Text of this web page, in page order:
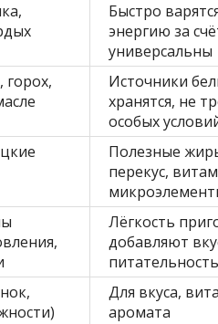
Быстро
энергию за
универсальны
горох,
Источники
хранятся, не
особых
Полезные
перекус,
Лёгкость
добавляют
Для вкуса,
аромата